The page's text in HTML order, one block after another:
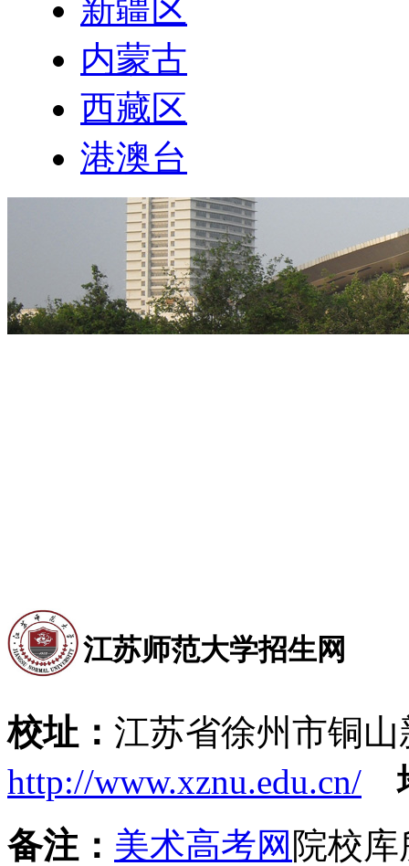
新疆区
内蒙古
西藏区
港澳台
江苏师范大学招生网
校址： 江苏省徐州市铜
http://www.xznu.edu.cn/
备注： 美术高考网 院校